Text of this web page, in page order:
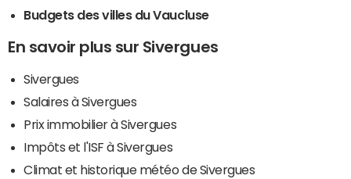
Budgets des villes du Vaucluse
En savoir plus sur Sivergues
Sivergues
Salaires à Sivergues
Prix immobilier à Sivergues
Impôts et l'ISF à Sivergues
Climat et historique météo de Sivergues